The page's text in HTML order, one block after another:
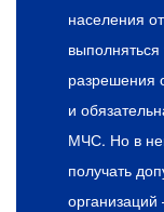
населения
разрешения
и
МЧС. Но в
получать